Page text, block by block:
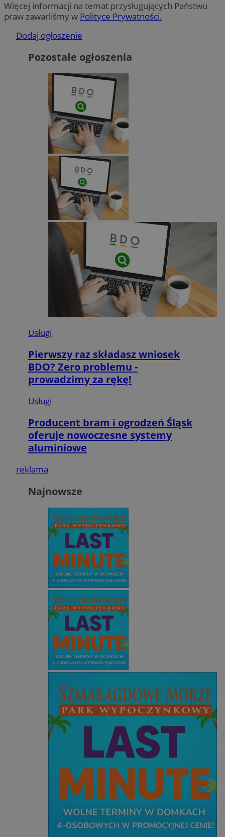
Więcej informacji na temat przysługujących Państwu
praw zawarliśmy w Polityce Prywatności.
Dodaj ogłoszenie
Pozostałe ogłoszenia
Usługi
Pierwszy raz składasz wniosek
BDO? Zero problemu -
prowadzimy za rękę!
Usługi
Producent bram i ogrodzeń Śląsk
oferuje nowoczesne systemy
aluminiowe
reklama
Najnowsze